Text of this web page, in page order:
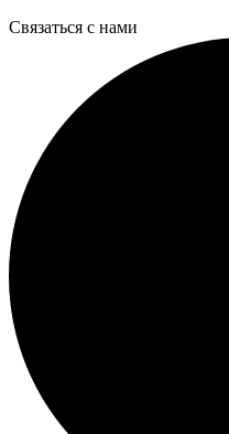
Связаться с нами